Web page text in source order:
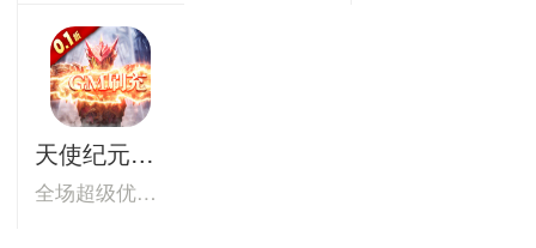
天使纪元0.1折
全场超级优惠，0.1折破底来袭！